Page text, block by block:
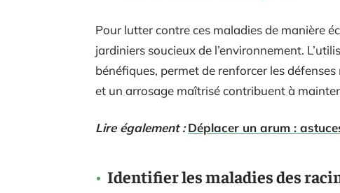
Pour lutter contre ces maladies de manière
jardiniers soucieux de l’environnement.
bénéfiques, permet de renforcer les
et un arrosage maîtrisé contribuent à
Lire également : Déplacer un arum :
Identifier les maladies des